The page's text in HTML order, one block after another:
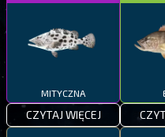
MITYCZNA
CZYTAJ WIĘCEJ